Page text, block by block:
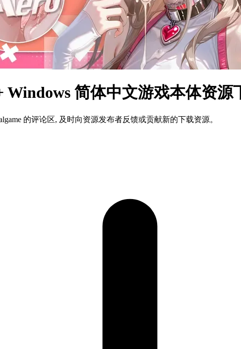
Windows 简体中文游戏本体资源
的评论区, 及时向资源发布者反馈或贡献新的下载资源。